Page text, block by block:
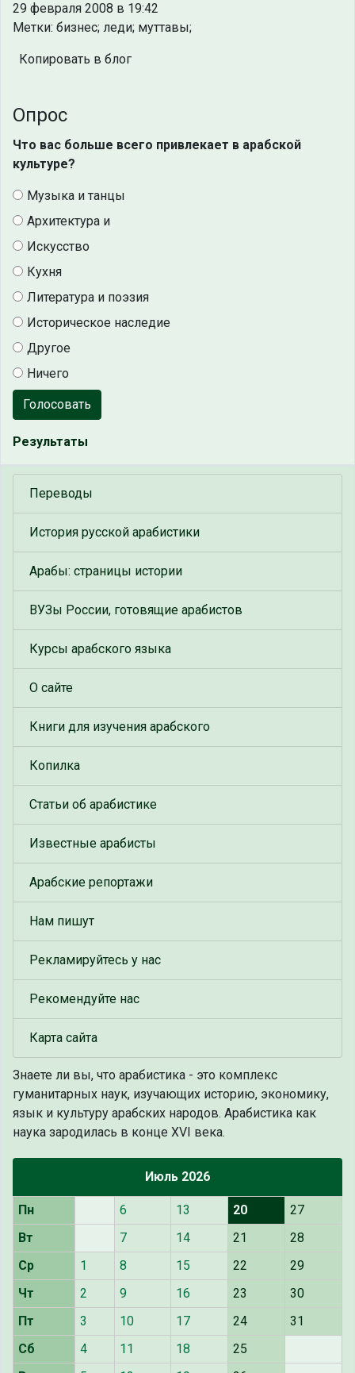
29 февраля 2008 в 19:42
Метки: бизнес; леди; муттавы;
Копировать в блог
Опрос
Что вас больше всего привлекает в арабской
культуре?
Музыка и танцы
Архитектура и
Искусство
Кухня
Литература и поэзия
Историческое наследие
Другое
Ничего
Голосовать
Результаты
Переводы
История русской арабистики
Арабы: страницы истории
ВУЗы России, готовящие арабистов
Курсы арабского языка
О сайте
Книги для изучения арабского
Копилка
Статьи об арабистике
Известные арабисты
Арабские репортажи
Нам пишут
Рекламируйтесь у нас
Рекомендуйте нас
Карта сайта
Знаете ли вы, что арабистика - это комплекс
гуманитарных наук, изучающих историю, экономику,
язык и культуру арабских народов. Арабистика как
наука зародилась в конце XVI века.
Июль 2026
Пн 6 13 20
27
Вт
7 14 21
28
Ср
1 8 15 22
29
Чт
2 9 16 23
30
Пт
3 10 17 24
31
Сб
4 11 18
25